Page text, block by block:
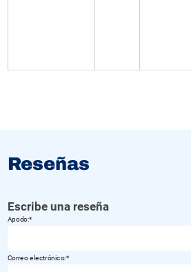
Reseñas
Escribe una reseña
Apodo:
Correo electrónico: